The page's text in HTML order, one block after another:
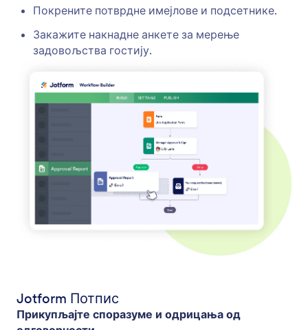
Покрените потврдне имејлове и подсетнике.
Закажите накнадне анкете за мерење
задовољства гостију.
Jotform Потпис
Прикупљајте споразуме и одрицања од